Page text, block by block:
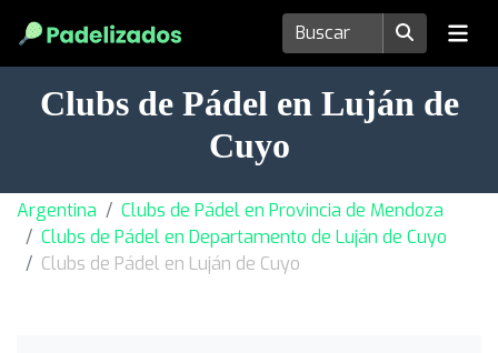
Clubs de Pádel en Luján de
Cuyo
Argentina
Clubs de Pádel en Provincia de Mendoza
Clubs de Pádel en Departamento de Luján de Cuyo
Clubs de Pádel en Luján de Cuyo